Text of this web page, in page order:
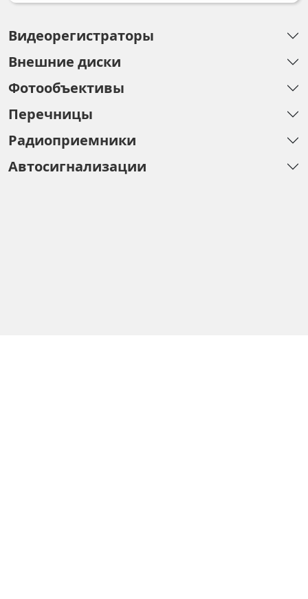
Видеорегистраторы
Внешние диски
Фотообъективы
Перечницы
Радиоприемники
Автосигнализации